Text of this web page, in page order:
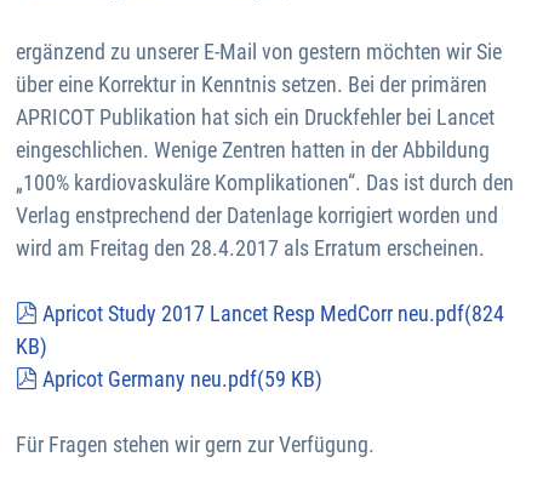
ergänzend zu unserer E-Mail von gestern möchten wir Sie
über eine Korrektur in Kenntnis setzen. Bei der primären
APRICOT Publikation hat sich ein Druckfehler bei Lancet
eingeschlichen. Wenige Zentren hatten in der Abbildung
„100% kardiovaskuläre Komplikationen“. Das ist durch den
Verlag enstprechend der Datenlage korrigiert worden und
wird am Freitag den 28.4.2017 als Erratum erscheinen.
pdf
Apricot Study 2017 Lancet Resp MedCorr neu.pdf(824
KB)
pdf
Apricot Germany neu.pdf(59 KB)
Für Fragen stehen wir gern zur Verfügung.